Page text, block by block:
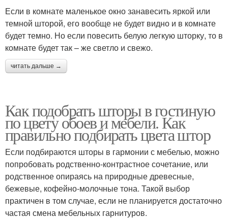
Если в комнате маленькое окно занавесить яркой или
темной шторой, его вообще не будет видно и в комнате
будет темно. Но если повесить белую легкую шторку, то в
комнате будет так – же светло и свежо.
читать дальше →
Как подобрать шторы в гостиную
по цвету обоев и мебели. Как
правильно подбирать цвета штор
Если подбираются шторы в гармонии с мебелью, можно
попробовать родственно-контрастное сочетание, или
родственное опираясь на природные древесные,
бежевые, кофейно-молочные тона. Такой выбор
практичен в том случае, если не планируется достаточно
частая смена мебельных гарнитуров.